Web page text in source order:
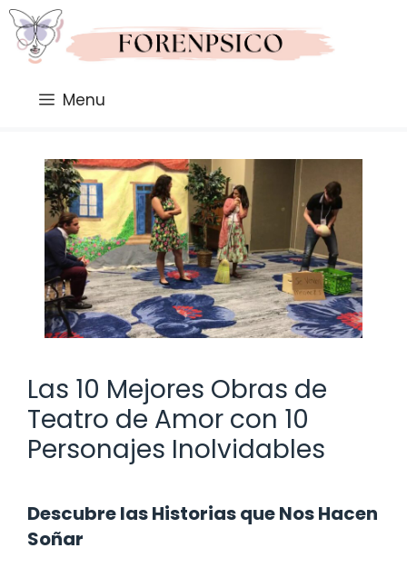
Saltar
al
contenido
Menu
Las 10 Mejores Obras de
Teatro de Amor con 10
Personajes Inolvidables
Descubre las Historias que Nos Hacen
Soñar